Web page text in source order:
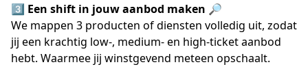
3️⃣ Een shift in jouw aanbod maken 🔎
We mappen 3 producten of diensten volledig uit, zodat
jij een krachtig low-, medium- en high-ticket aanbod
hebt. Waarmee jij winstgevend meteen opschaalt.